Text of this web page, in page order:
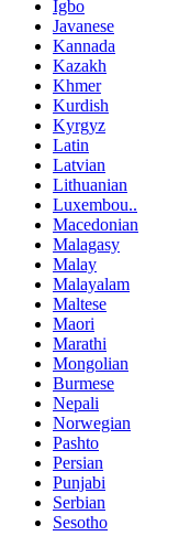
Igbo
Javanese
Kannada
Kazakh
Khmer
Kurdish
Kyrgyz
Latin
Latvian
Lithuanian
Luxembou..
Macedonian
Malagasy
Malay
Malayalam
Maltese
Maori
Marathi
Mongolian
Burmese
Nepali
Norwegian
Pashto
Persian
Punjabi
Serbian
Sesotho